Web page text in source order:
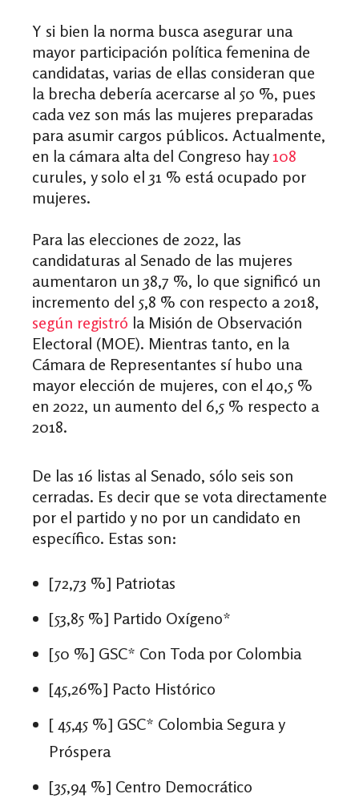
Y si bien la norma busca asegurar una
mayor participación política femenina de
candidatas, varias de ellas consideran que
la brecha debería acercarse al 50 %, pues
cada vez son más las mujeres preparadas
para asumir cargos públicos. Actualmente,
en la cámara alta del Congreso hay108
curules, y solo el 31 % está ocupado por
mujeres.
Para las elecciones de 2022, las
candidaturas al Senado de las mujeres
aumentaron un 38,7 %, lo que significó un
incremento del 5,8 % con respecto a 2018,
según registró la Misión de Observación
Electoral (MOE). Mientras tanto, en la
Cámara de Representantes sí hubo una
mayor elección de mujeres, con el 40,5 %
en 2022, un aumento del 6,5 % respecto a
2018.
De las 16 listas al Senado, sólo seis son
cerradas. Es decir que se vota directamente
por el partido y no por un candidato en
específico. Estas son:
[72,73 %] Patriotas
[53,85 %] Partido Oxígeno*
[50 %] GSC* Con Toda por Colombia
[45,26%] Pacto Histórico
[ 45,45 %] GSC* Colombia Segura y
Próspera
[35,94 %] Centro Democrático